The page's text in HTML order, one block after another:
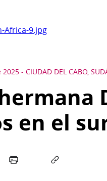
Africa-9.jpg
2025 - CIUDAD DEL CABO,
en el